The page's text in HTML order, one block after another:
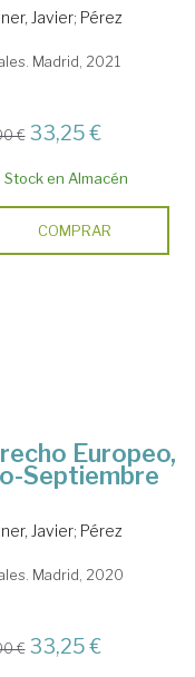
Javier; Pérez
Madrid, 2021
€ 33,25 €
Stock en Almacén
COMPRAR
Europeo,
Septiembre
Javier; Pérez
Madrid, 2020
€ 33,25 €